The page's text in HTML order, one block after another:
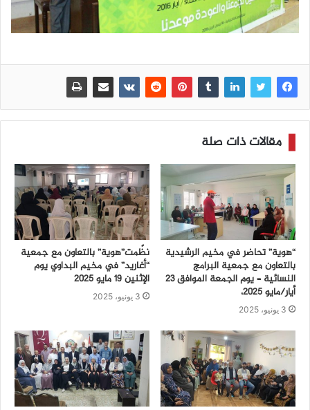
مقالات ذات صلة
“هوية” تحاضر في مخيم الرشيدية
بالتعاون مع جمعية البرامج
النسائية – يوم الجمعة الموافق 23
أيار/مايو 2025،
3 يونيو، 2025
نظّمت”هوية” بالتعاون مع جمعية
“أغاريد” في مخيم البداوي يوم
الإثنين 19 مايو 2025
3 يونيو، 2025